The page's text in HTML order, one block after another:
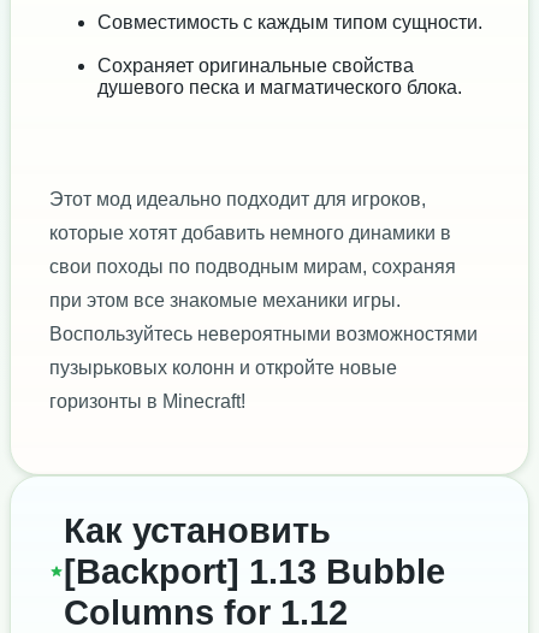
Совместимость с каждым типом сущности.
Сохраняет оригинальные свойства
душевого песка и магматического блока.
Этот мод идеально подходит для игроков,
которые хотят добавить немного динамики в
свои походы по подводным мирам, сохраняя
при этом все знакомые механики игры.
Воспользуйтесь невероятными возможностями
пузырьковых колонн и откройте новые
горизонты в Minecraft!
Как установить
[Backport] 1.13 Bubble
Columns for 1.12